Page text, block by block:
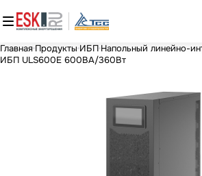
Главная Продукты ИБП Напольный линейно-
ИБП ULS600E 600ВА/360Вт